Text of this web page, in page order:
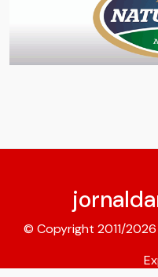
© Copyright 2011/